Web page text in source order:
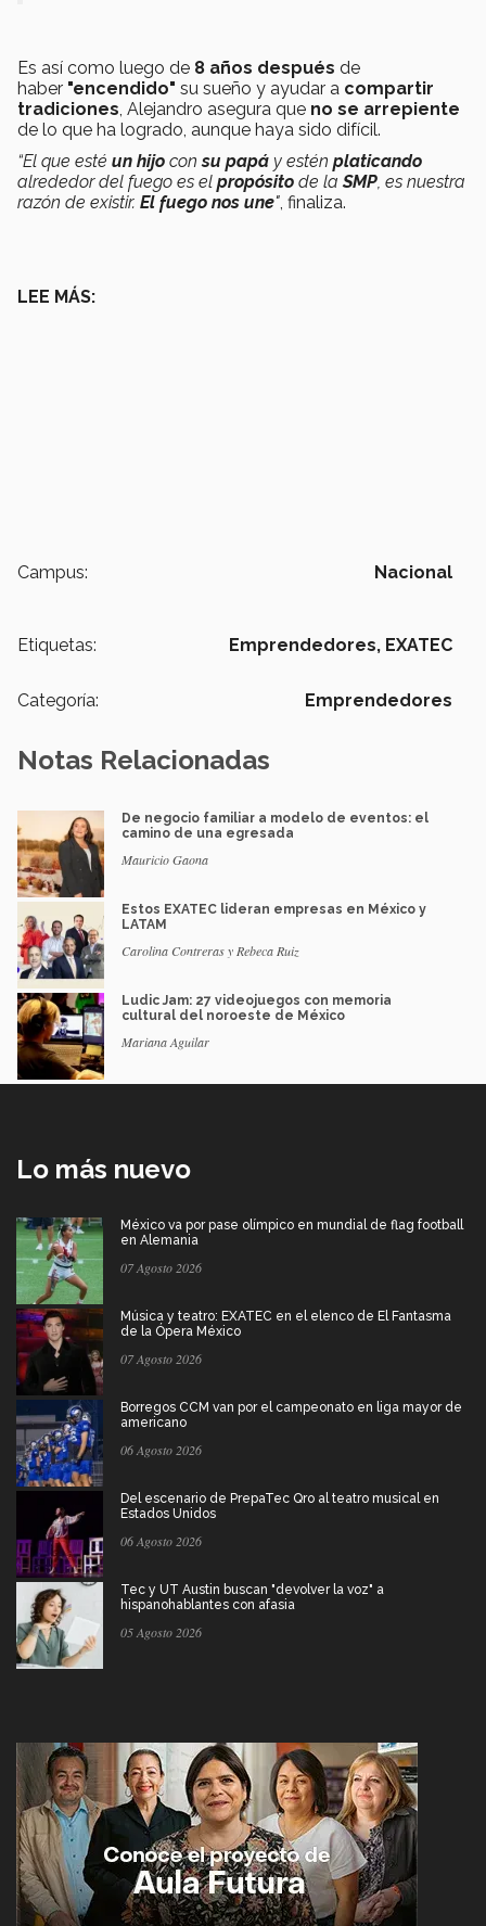
Es así como luego de 8 años después de
haber "encendido" su sueño y ayudar a compartir
tradiciones , Alejandro asegura que no se arrepiente
de lo que ha logrado, aunque haya sido difícil.
“El que esté un hijo consu papá y estén platicando
alrededor del fuego es el propósito de laSMP , es nuestra
razón de existir. El fuego nos une" , finaliza.
LEE MÁS:
Campus: Nacional
Etiquetas: Emprendedores, EXATEC
Categoría: Emprendedores
Notas Relacionadas
De negocio familiar a modelo de eventos: el
camino de una egresada
Mauricio Gaona
Estos EXATEC lideran empresas en México y
LATAM
Carolina Contreras y Rebeca Ruiz
Ludic Jam: 27 videojuegos con memoria
cultural del noroeste de México
Mariana Aguilar
Lo más nuevo
México va por pase olímpico en mundial de flag football
en Alemania
07 Agosto 2026
Música y teatro: EXATEC en el elenco de El Fantasma
de la Ópera México
07 Agosto 2026
Borregos CCM van por el campeonato en liga mayor de
americano
06 Agosto 2026
Del escenario de PrepaTec Qro al teatro musical en
Estados Unidos
06 Agosto 2026
Tec y UT Austin buscan "devolver la voz" a
hispanohablantes con afasia
05 Agosto 2026